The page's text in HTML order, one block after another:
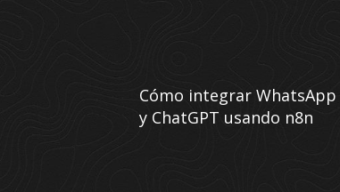
Cómo integrar WhatsApp
y ChatGPT usando n8n